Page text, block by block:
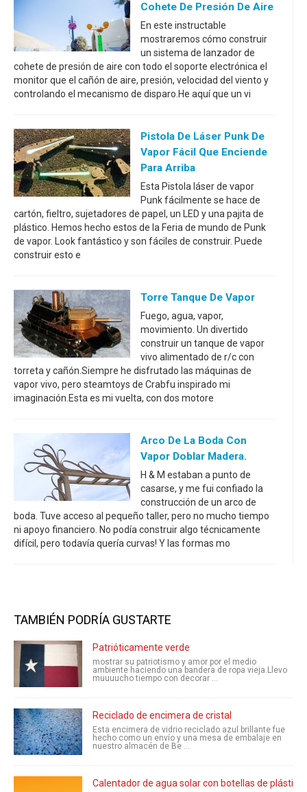
Cohete De Presión De Aire
En este instructable
mostraremos cómo construir
un sistema de lanzador de
cohete de presión de aire con todo el soporte electrónica el
monitor que el cañón de aire, presión, velocidad del viento y
controlando el mecanismo de disparo.He aquí que un vi
Pistola De Láser Punk De
Vapor Fácil Que Enciende
Para Arriba
Esta Pistola láser de vapor
Punk fácilmente se hace de
cartón, fieltro, sujetadores de papel, un LED y una pajita de
plástico. Hemos hecho estos de la Feria de mundo de Punk
de vapor. Look fantástico y son fáciles de construir. Puede
construir esto e
Torre Tanque De Vapor
Fuego, agua, vapor,
movimiento. Un divertido
construir un tanque de vapor
vivo alimentado de r/c con
torreta y cañón.Siempre he disfrutado las máquinas de
vapor vivo, pero steamtoys de Crabfu inspirado mi
imaginación.Esta es mi vuelta, con dos motore
Arco De La Boda Con
Vapor Doblar Madera.
H & M estaban a punto de
casarse, y me fui confiado la
construcción de un arco de
boda. Tuve acceso al pequeño taller, pero no mucho tiempo
ni apoyo financiero. No podía construir algo técnicamente
difícil, pero todavía quería curvas! Y las formas mo
TAMBIÉN PODRÍA GUSTARTE
Patrióticamente verde
mostrar su patriotismo y amor por el medio
ambiente haciendo una bandera de ropa vieja.Llevo
muuuucho tiempo con decorar ...
Reciclado de encimera de cristal
Esta encimera de vidrio reciclado azul brillante fue
hecho como un envío y una mesa de embalaje en
nuestro almacén de Be ...
Calentador de agua solar con botellas de plástico